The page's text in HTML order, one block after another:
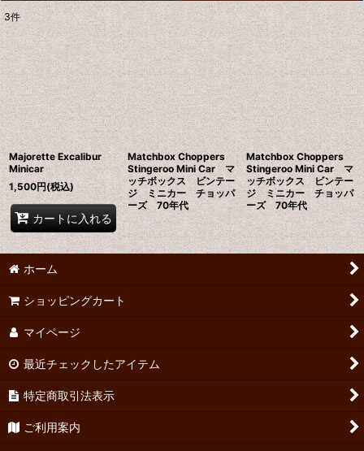
表示数:
在庫あり
並び順 :
絞り込む
3件
Majorette Excalibur
Minicar
1,500円(税込)
カートに入れる
Matchbox Choppers
Stingeroo Mini Car マ
ッチボックス ビンテー
ジ ミニカー チョッパ
ーズ 70年代
Matchbox Choppers
Stingeroo Mini Car マ
ッチボックス ビンテー
ジ ミニカー チョッパ
ーズ 70年代
ホーム
ショッピングカート
マイページ
最近チェックしたアイテム
特定商取引法表示
ご利用案内